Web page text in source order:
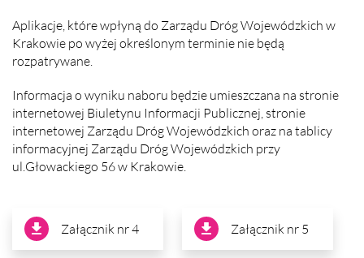
Aplikacje, które wpłyną do Zarządu Dróg Wojewódzkich w
Krakowie po wyżej określonym terminie nie będą
rozpatrywane.
Informacja o wyniku naboru będzie umieszczana na stronie
internetowej Biuletynu Informacji Publicznej, stronie
internetowej Zarządu Dróg Wojewódzkich oraz na tablicy
informacyjnej Zarządu Dróg Wojewódzkich przy
ul.Głowackiego 56 w Krakowie.
Załącznik nr 4 Załącznik nr 5